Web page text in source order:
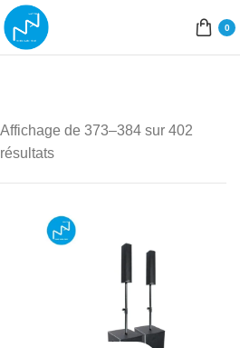
0
Affichage de 373–384 sur 402
résultats